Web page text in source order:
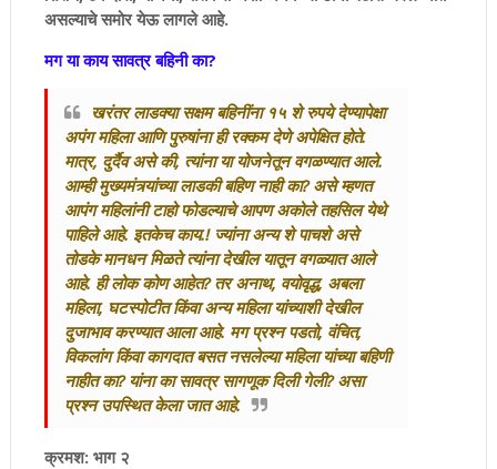
असल्याचे समोर येऊ लागले आहे.
मग या काय सावत्र बहिनी का?
खरंतर लाडक्या सक्षम बहिनींना १५ शे रुपये देण्यापेक्षा
अपंग महिला आणि पुरुषांना ही रक्कम देणे अपेक्षित होते.
मात्र, दुर्दैव असे की, त्यांना या योजनेतून वगळण्यात आले.
आम्ही मुख्यमंत्र्यांच्या लाडकी बहिण नाही का? असे म्हणत
आपंग महिलांनी टाहो फोडल्याचे आपण अकोले तहसिल येथे
पाहिले आहे. इतकेच काय.! ज्यांना अन्य शे पाचशे असे
तोडके मानधन मिळते त्यांना देखील यातून वगळ्यात आले
आहे. ही लोक कोण आहेत? तर अनाथ, वयोवृद्ध, अबला
महिला, घटस्पोटीत किंवा अन्य महिला यांच्याशी देखील
दुजाभाव करण्यात आला आहे. मग प्रश्‍न पडतो, वंचित,
विकलांग किंवा कागदात बसत नसलेल्या महिला यांच्या बहिणी
नाहीत का? यांना का सावत्र सागणूक दिली गेली? असा
प्रश्‍न उपस्थित केला जात आहे.
क्रमश: भाग २